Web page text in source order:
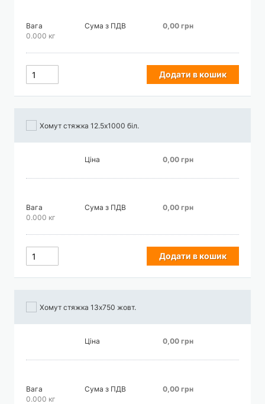
Вага
0.000 кг
Сума з ПДВ 0,00 грн
Додати в кошик
Хомут стяжка 12.5х1000 біл.
Ціна 0,00 грн
Вага
0.000 кг
Сума з ПДВ 0,00 грн
Додати в кошик
Хомут стяжка 13х750 жовт.
Ціна 0,00 грн
Вага
0.000 кг
Сума з ПДВ 0,00 грн